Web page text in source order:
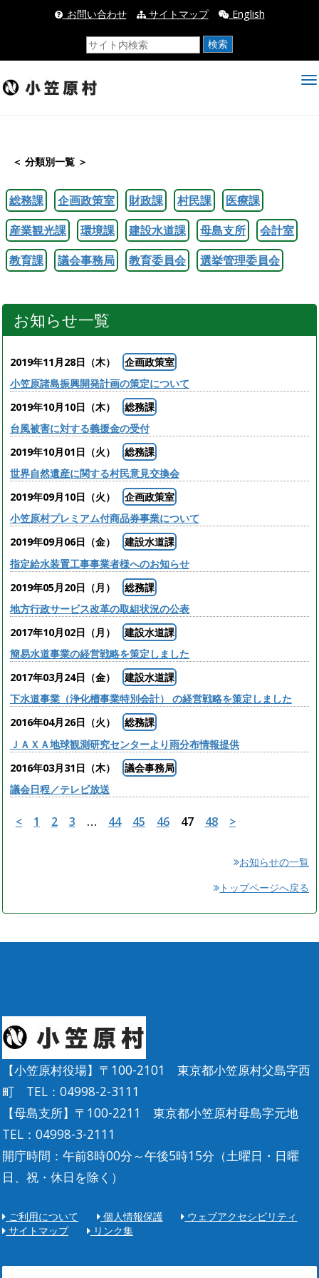
_お問い合わせ サイトマップ English
検索
＜ 分類別一覧 ＞
総務課 企画政策室 財政課 村民課
医療課
産業観光課
環境課 建設水道課 母島支所
会計室
教育課
議会事務局 教育委員会 選挙管理委員会
お知らせ一覧
2019年11月28日（木）
企画政策室
小笠原諸島振興開発計画の策定について
2019年10月10日（木）
総務課
台風被害に対する義援金の受付
2019年10月01日（火）
総務課
世界自然遺産に関する村民意見交換会
2019年09月10日（火）
企画政策室
小笠原村プレミアム付商品券事業について
2019年09月06日（金）
建設水道課
指定給水装置工事事業者様へのお知らせ
2019年05月20日（月）
総務課
地方行政サービス改革の取組状況の公表
2017年10月02日（月）
建設水道課
簡易水道事業の経営戦略を策定しました
2017年03月24日（金）
建設水道課
下水道事業（浄化槽事業特別会計） の経営戦略を策定しました
2016年04月26日（火）
総務課
ＪＡＸＡ地球観測研究センターより雨分布情報提供
2016年03月31日（木）
議会事務局
議会日程／テレビ放送
< 1 2 3 … 44 45 46 47 48 >
お知らせの一覧
トップページへ戻る
【小笠原村役場】〒100-2101 東京都小笠原村父島字西
町 TEL：04998-2-3111
【母島支所】〒100-2211 東京都小笠原村母島字元地
TEL：04998-3-2111
開庁時間：午前8時00分～午後5時15分（土曜日・日曜
日、祝・休日を除く）
ご利用について 個人情報保護
ウェブアクセシビリティ
サイトマップ
リンク集